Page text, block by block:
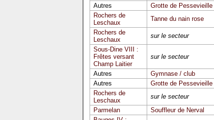
Autres
Grotte de Pessevieille
Rochers de
Leschaux
Tanne du nain rose
Rochers de
Leschaux
sur le secteur
Sous-Dine VIII :
Frêtes versant
Champ Laitier
sur le secteur
Autres Gymnase / club
Autres
Grotte de Pessevieille
Rochers de
Leschaux
sur le secteur
Parmelan
Souffleur de Nerval